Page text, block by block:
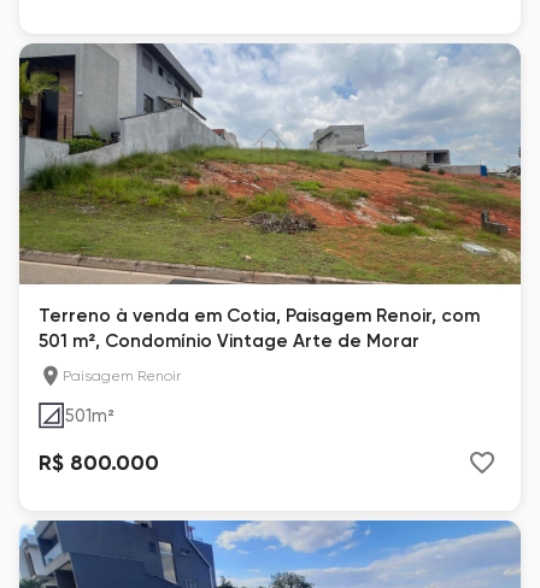
Terreno à venda em Cotia, Paisagem Renoir, com
501 m², Condomínio Vintage Arte de Morar
Paisagem Renoir
501m²
R$ 800.000